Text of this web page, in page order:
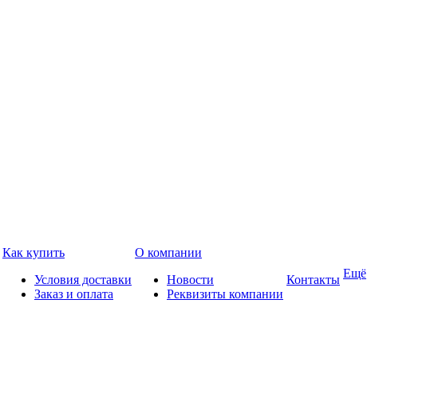
Как купить
Условия доставки
Заказ и оплата
О компании
Новости
Реквизиты компании
Контакты Ещё